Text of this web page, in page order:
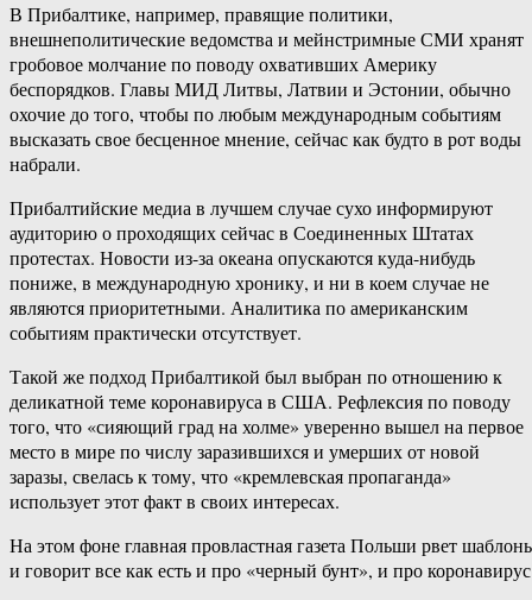
В Прибалтике, например, правящие политики,
внешнеполитические ведомства и мейнстримные СМИ хранят
гробовое молчание по поводу охвативших Америку
беспорядков. Главы МИД Литвы, Латвии и Эстонии, обычно
охочие до того, чтобы по любым международным событиям
высказать свое бесценное мнение, сейчас как будто в рот воды
набрали.
Прибалтийские медиа в лучшем случае сухо информируют
аудиторию о проходящих сейчас в Соединенных Штатах
протестах. Новости из-за океана опускаются куда-нибудь
пониже, в международную хронику, и ни в коем случае не
являются приоритетными. Аналитика по американским
событиям практически отсутствует.
Такой же подход Прибалтикой был выбран по отношению к
деликатной теме коронавируса в США. Рефлексия по поводу
того, что «сияющий град на холме» уверенно вышел на первое
место в мире по числу заразившихся и умерших от новой
заразы, свелась к тому, что «кремлевская пропаганда»
использует этот факт в своих интересах.
На этом фоне главная провластная газета Польши рвет
и говорит все как есть и про «черный бунт», и про